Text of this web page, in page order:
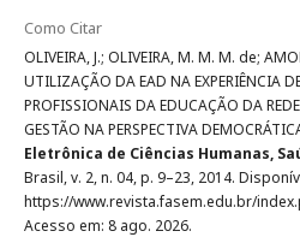
Como Citar
OLIVEIRA, J.; OLIVEIRA, M. M. M. de;
UTILIZAÇÃO DA EAD NA EXPERIÊNCIA
PROFISSIONAIS DA EDUCAÇÃO DA
GESTÃO NA PERSPECTIVA
Eletrônica de Ciências Humanas,
Brasil, v. 2, n. 04, p. 9–23, 2014.
https://www.revista.fasem.edu.br/
Acesso em: 8 ago. 2026.